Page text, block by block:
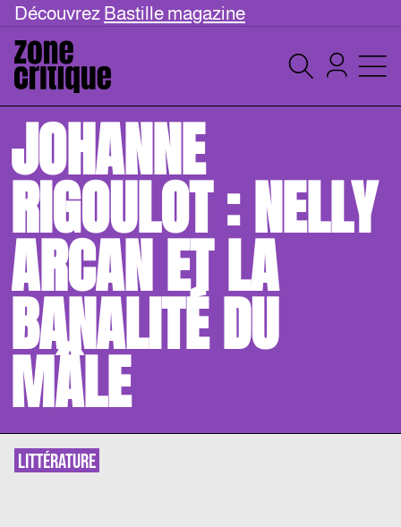
Découvrez Bastille magazine
JOHANNE
RIGOULOT : NELLY
ARCAN ET LA
BANALITÉ DU
MÂLE
LITTÉRATURE